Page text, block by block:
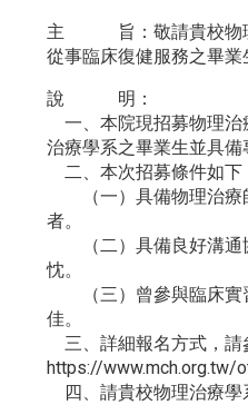
主 旨：敬請貴校物理
從事臨床復健服務之畢業
說 明：
一、本院現招募物理治
治療學系之畢業生並具備
二、本次招募條件如下
（一）具備物理治療
者。
（二）具備良好溝通
忱。
（三）曾參與臨床實
佳。
三、詳細報名方式，請
https://www.mch.org.tw/
四、請貴校物理治療學